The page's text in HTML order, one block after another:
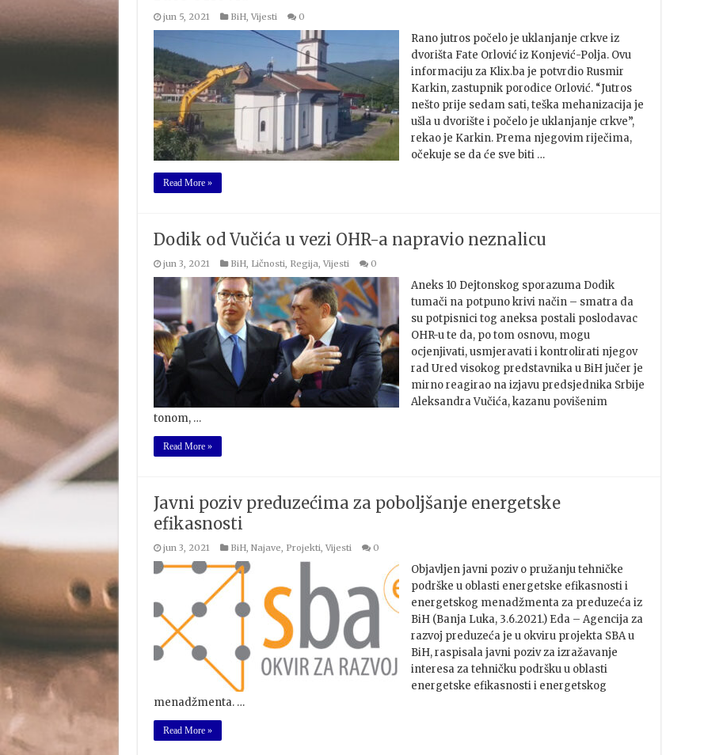
jun 5, 2021 BiH, Vijesti 0
Rano jutros počelo je uklanjanje crkve iz
dvorišta Fate Orlović iz Konjević-Polja. Ovu
informaciju za Klix.ba je potvrdio Rusmir
Karkin, zastupnik porodice Orlović. “Jutros
nešto prije sedam sati, teška mehanizacija je
ušla u dvorište i počelo je uklanjanje crkve”,
rekao je Karkin. Prema njegovim riječima,
očekuje se da će sve biti …
Read More »
Dodik od Vučića u vezi OHR-a napravio neznalicu
jun 3, 2021 BiH, Ličnosti, Regija, Vijesti 0
Aneks 10 Dejtonskog sporazuma Dodik
tumači na potpuno krivi način – smatra da
su potpisnici tog aneksa postali poslodavac
OHR-u te da, po tom osnovu, mogu
ocjenjivati, usmjeravati i kontrolirati njegov
rad Ured visokog predstavnika u BiH jučer je
mirno reagirao na izjavu predsjednika Srbije
Aleksandra Vučića, kazanu povišenim
tonom, …
Read More »
Javni poziv preduzećima za poboljšanje energetske
efikasnosti
jun 3, 2021 BiH, Najave, Projekti, Vijesti 0
Objavljen javni poziv o pružanju tehničke
podrške u oblasti energetske efikasnosti i
energetskog menadžmenta za preduzeća iz
BiH (Banja Luka, 3.6.2021.) Eda – Agencija za
razvoj preduzeća je u okviru projekta SBA u
BiH, raspisala javni poziv za izražavanje
interesa za tehničku podršku u oblasti
energetske efikasnosti i energetskog
menadžmenta. …
Read More »